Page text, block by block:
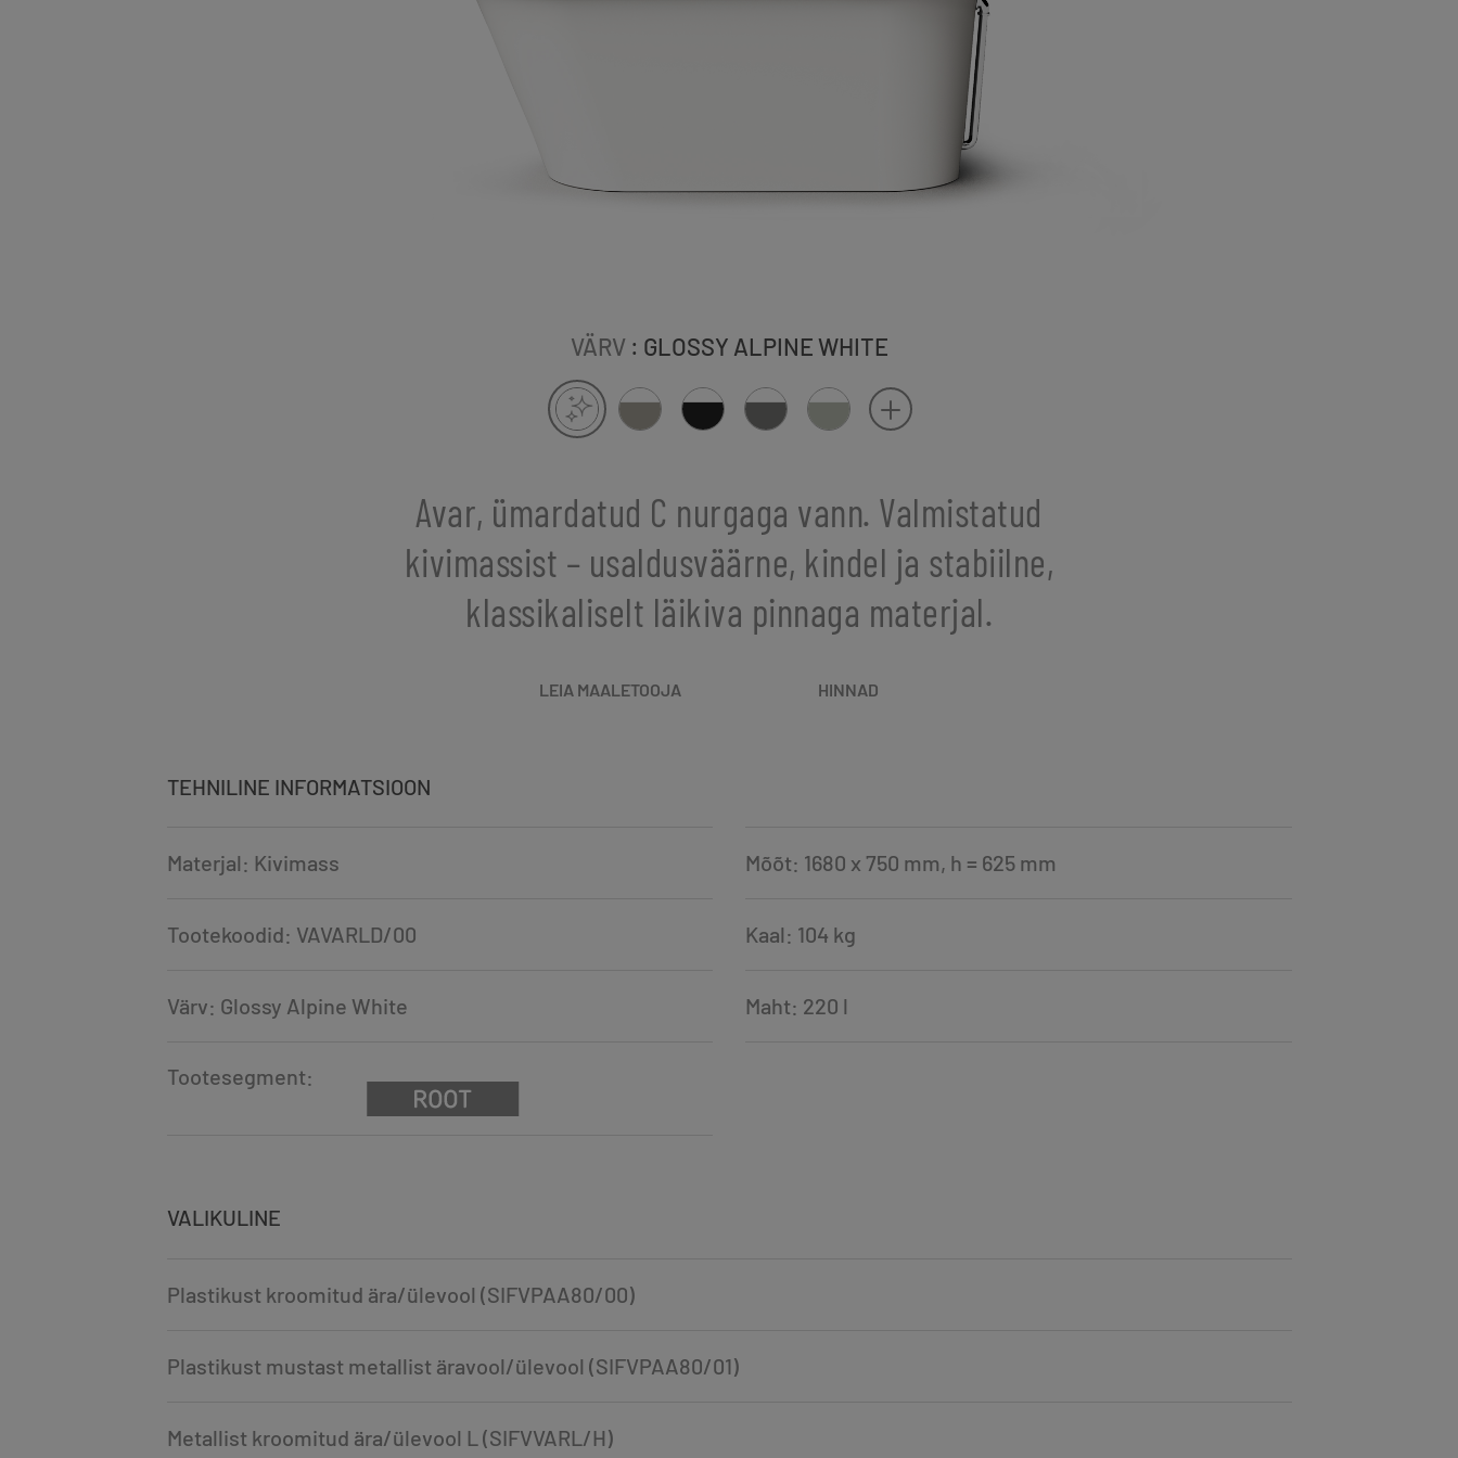
VÄRV : GLOSSY ALPINE WHITE
Avar, ümardatud C nurgaga vann. Valmistatud
kivimassist – usaldusväärne, kindel ja stabiilne,
klassikaliselt läikiva pinnaga materjal.
LEIA MAALETOOJA HINNAD
TEHNILINE INFORMATSIOON
Materjal: Kivimass Mõõt: 1680 x 750 mm, h = 625 mm
Tootekoodid: VAVARLD/00 Kaal: 104 kg
Värv: Glossy Alpine White Maht: 220 l
Tootesegment:
VALIKULINE
Plastikust kroomitud ära/ülevool (SIFVPAA80/00)
Plastikust mustast metallist äravool/ülevool (SIFVPAA80/01)
Metallist kroomitud ära/ülevool L (SIFVVARL/H)